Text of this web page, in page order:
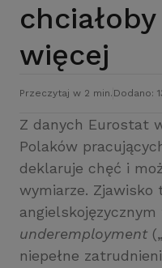
więcej
Przeczytaj w 2 min. Dodano:
Z danych Eurostat
Polaków
deklaruje chęć i
wymiarze. Zjawisko
underemployment
niepełne